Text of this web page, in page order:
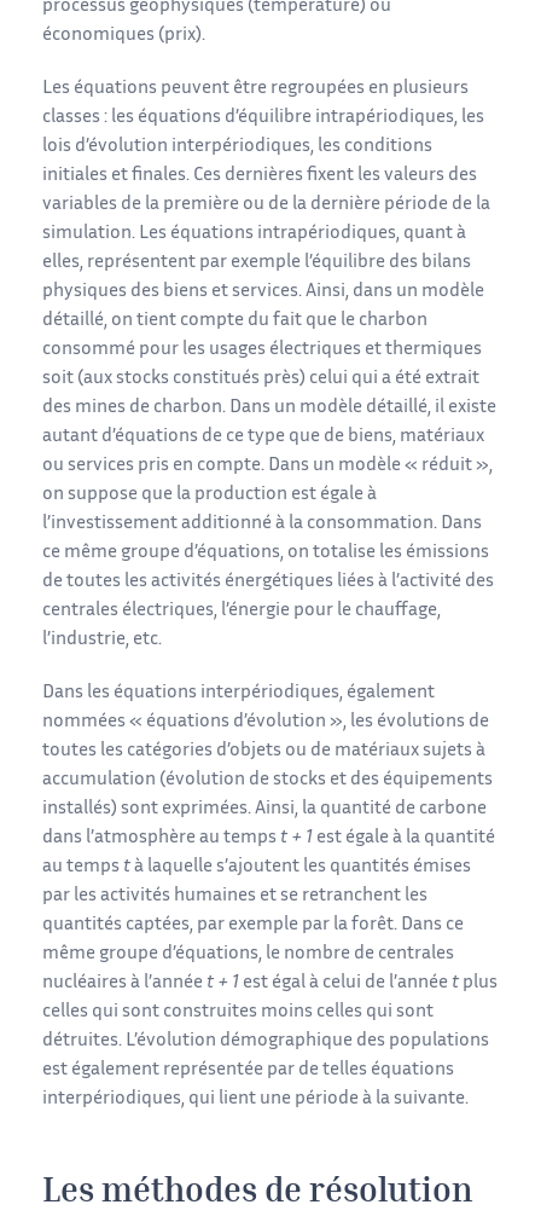
processus géophysiques (température) ou
économiques (prix).
Les équations peuvent être regroupées en plusieurs
classes : les équations d’équilibre intrapériodiques, les
lois d’évolution interpériodiques, les conditions
initiales et finales. Ces dernières fixent les valeurs des
variables de la première ou de la dernière période de la
simulation. Les équations intrapériodiques, quant à
elles, représentent par exemple l’équilibre des bilans
physiques des biens et services. Ainsi, dans un modèle
détaillé, on tient compte du fait que le charbon
consommé pour les usages électriques et thermiques
soit (aux stocks constitués près) celui qui a été extrait
des mines de charbon. Dans un modèle détaillé, il existe
autant d’équations de ce type que de biens, matériaux
ou services pris en compte. Dans un modèle « réduit »,
on suppose que la production est égale à
l’investissement additionné à la consommation. Dans
ce même groupe d’équations, on totalise les émissions
de toutes les activités énergétiques liées à l’activité des
centrales électriques, l’énergie pour le chauffage,
l’industrie, etc.
Dans les équations interpériodiques, également
nommées « équations d’évolution », les évolutions de
toutes les catégories d’objets ou de matériaux sujets à
accumulation (évolution de stocks et des équipements
installés) sont exprimées. Ainsi, la quantité de carbone
dans l’atmosphère au temps t + 1 est égale à la quantité
au temps t à laquelle s’ajoutent les quantités émises
par les activités humaines et se retranchent les
quantités captées, par exemple par la forêt. Dans ce
même groupe d’équations, le nombre de centrales
nucléaires à l’année t + 1 est égal à celui de l’année t plus
celles qui sont construites moins celles qui sont
détruites. L’évolution démographique des populations
est également représentée par de telles équations
interpériodiques, qui lient une période à la suivante.
Les méthodes de résolution